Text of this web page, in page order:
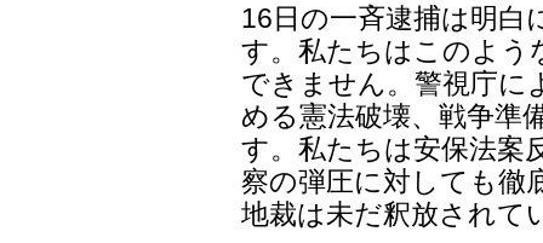
16日の一斉逮捕は明白
す。私たちはこのよう
できません。警視庁に
める憲法破壊、戦争準
す。私たちは安保法案
察の弾圧に対しても徹
地裁は未だ釈放されて